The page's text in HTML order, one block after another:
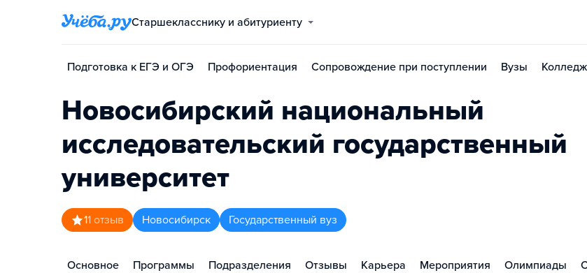
Старшекласснику и абитуриенту
Подготовка к ЕГЭ и ОГЭ Профориентация Сопровождение при поступлении Вузы
Новосибирский национальный
исследовательский государственный
университет
11 отзыв Новосибирск Государственный вуз
Основное Программы Подразделения Отзывы Карьера Мероприятия Олимпиады